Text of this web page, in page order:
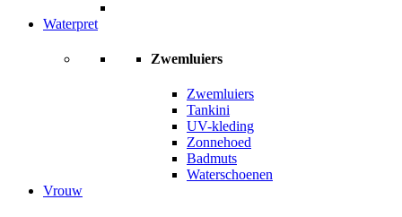
Waterpret
Zwemluiers
Zwemluiers
Tankini
UV-kleding
Zonnehoed
Badmuts
Waterschoenen
Vrouw